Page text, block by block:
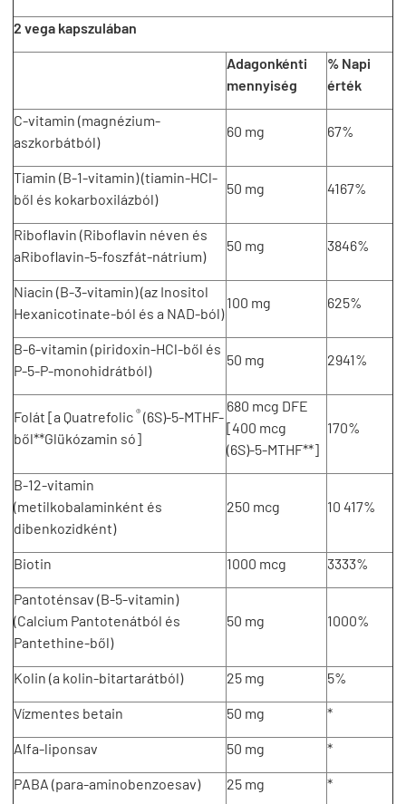
2 vega kapszulában
Adagonkénti
mennyiség
% Napi
érték
C-vitamin (magnézium-
aszkorbátból)
60 mg 67%
Tiamin (B-1-vitamin) (tiamin-HCl-
ből és kokarboxilázból)
50 mg 4167%
Riboflavin (Riboflavin néven és
aRiboflavin-5-foszfát-nátrium)
50 mg 3846%
Niacin (B-3-vitamin) (az Inositol
Hexanicotinate-ból és a NAD-ból)
100 mg 625%
B-6-vitamin (piridoxin-HCl-ből és
P-5-P-monohidrátból)
50 mg 2941%
Folát [a Quatrefolic ® (6S)-5-MTHF-
ből**Glükózamin só]
680 mcg DFE
[400 mcg
(6S)-5-MTHF**]
170%
B-12-vitamin
(metilkobalaminként és
dibenkozidként)
250 mcg 10 417%
Biotin 1000 mcg 3333%
Pantoténsav (B-5-vitamin)
(Calcium Pantotenátból és
Pantethine-ből)
50 mg 1000%
Kolin (a kolin-bitartarátból) 25 mg 5%
Vízmentes betain 50 mg *
Alfa-liponsav 50 mg *
PABA (para-aminobenzoesav) 25 mg *